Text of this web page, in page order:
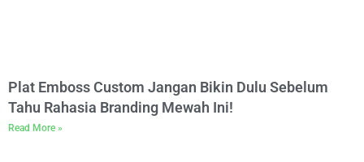
Plat Emboss Custom Jangan Bikin Dulu Sebelum
Tahu Rahasia Branding Mewah Ini!
Read More »